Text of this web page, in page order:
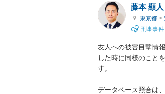
藤本 顯人
東京都 >
刑事事
友人への被害目撃情
した時に同様のこと
す。
データベース照合は